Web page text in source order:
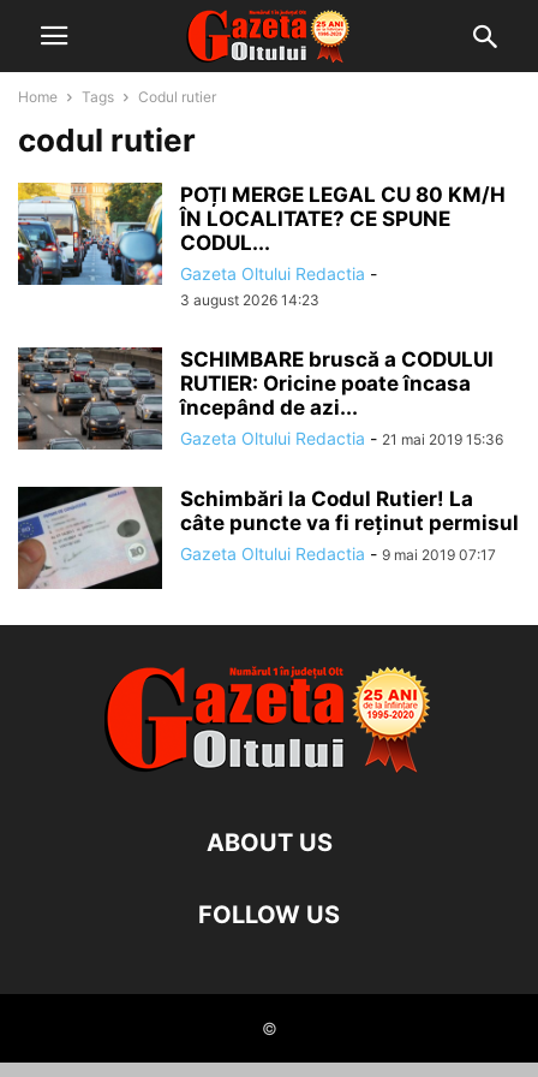
Home Tags Codul rutier
codul rutier
POȚI MERGE LEGAL CU 80 KM/H
ÎN LOCALITATE? CE SPUNE
CODUL...
Gazeta Oltului Redactia -
3 august 2026 14:23
SCHIMBARE bruscă a CODULUI
RUTIER: Oricine poate încasa
începând de azi...
Gazeta Oltului Redactia - 21 mai 2019 15:36
Schimbări la Codul Rutier! La
câte puncte va fi reținut permisul
Gazeta Oltului Redactia - 9 mai 2019 07:17
ABOUT US
FOLLOW US
©